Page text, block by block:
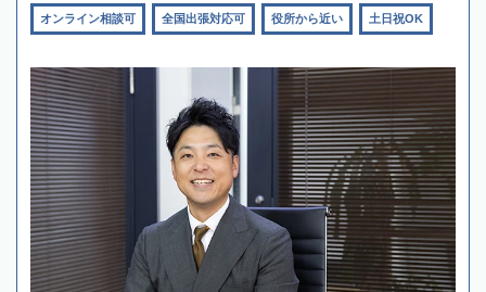
オンライン相談可 全国出張対応可 役所から近い 土日祝OK